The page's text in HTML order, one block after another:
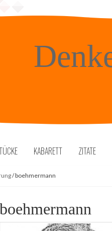
KABARETT ZITATE
/boehmermann
boehmermann